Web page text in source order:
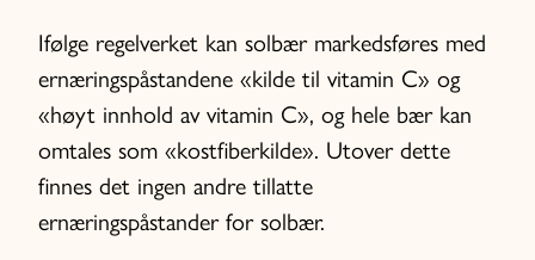
Ifølge regelverket kan solbær markedsføres med
ernæringspåstandene «kilde til vitamin C» og
«høyt innhold av vitamin C», og hele bær kan
omtales som «kostfiberkilde». Utover dette
finnes det ingen andre tillatte
ernæringspåstander for solbær.